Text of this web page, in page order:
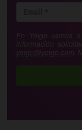
En Yoigo vamos
información
yoigo@yoigo.com .